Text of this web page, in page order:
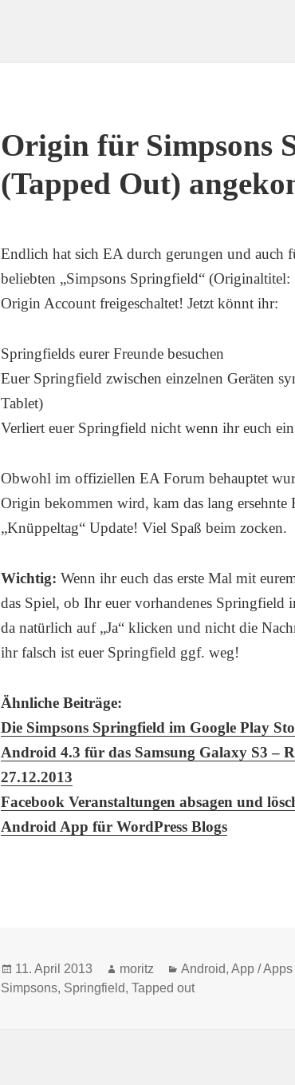
Origin für Simpsons
(Tapped Out)
Endlich hat sich EA durch gerungen und auch
beliebten „Simpsons Springfield“ (Originaltitel:
Origin Account freigeschaltet! Jetzt könnt ihr:
Springfields eurer Freunde besuchen
Euer Springfield zwischen einzelnen Geräten
Tablet)
Verliert euer Springfield nicht wenn ihr euch
Obwohl im offiziellen EA Forum behauptet
Origin bekommen wird, kam das lang ersehnte
„Knüppeltag“ Update! Viel Spaß beim zocken.
Wichtig: Wenn ihr euch das erste Mal mit
das Spiel, ob Ihr euer vorhandenes
da natürlich auf „Ja“ klicken und nicht die
ihr falsch ist euer Springfield ggf. weg!
Ähnliche Beiträge:
Die Simpsons Springfield im Google Play
Android 4.3 für das Samsung Galaxy S3 –
27.12.2013
Facebook Veranstaltungen absagen und
Android App für WordPress Blogs
Veröffentlicht
am
11. April 2013 Autor
moritz Kategorien
Android,App / Apps
Simpsons, Springfield,Tapped out